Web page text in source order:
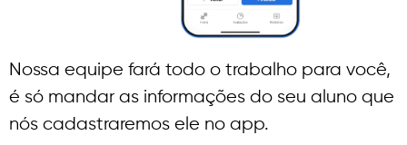
Nossa equipe fará todo o trabalho para você,
é só mandar as informações do seu aluno que
nós cadastraremos ele no app.